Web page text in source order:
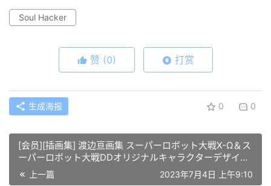
Soul Hacker
赞 (0) 打赏
生成海报 0 0
[会员][插画集] 渡边亘画集 スーパーロボット大戦X-Ω＆ス
ーパーロボット大戦DDオリジナルキャラクターデザイン
＆イラスト集
上一篇 2023年7月4日 上午9:10